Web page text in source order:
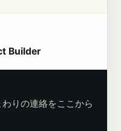
Builder
りの連絡をここから